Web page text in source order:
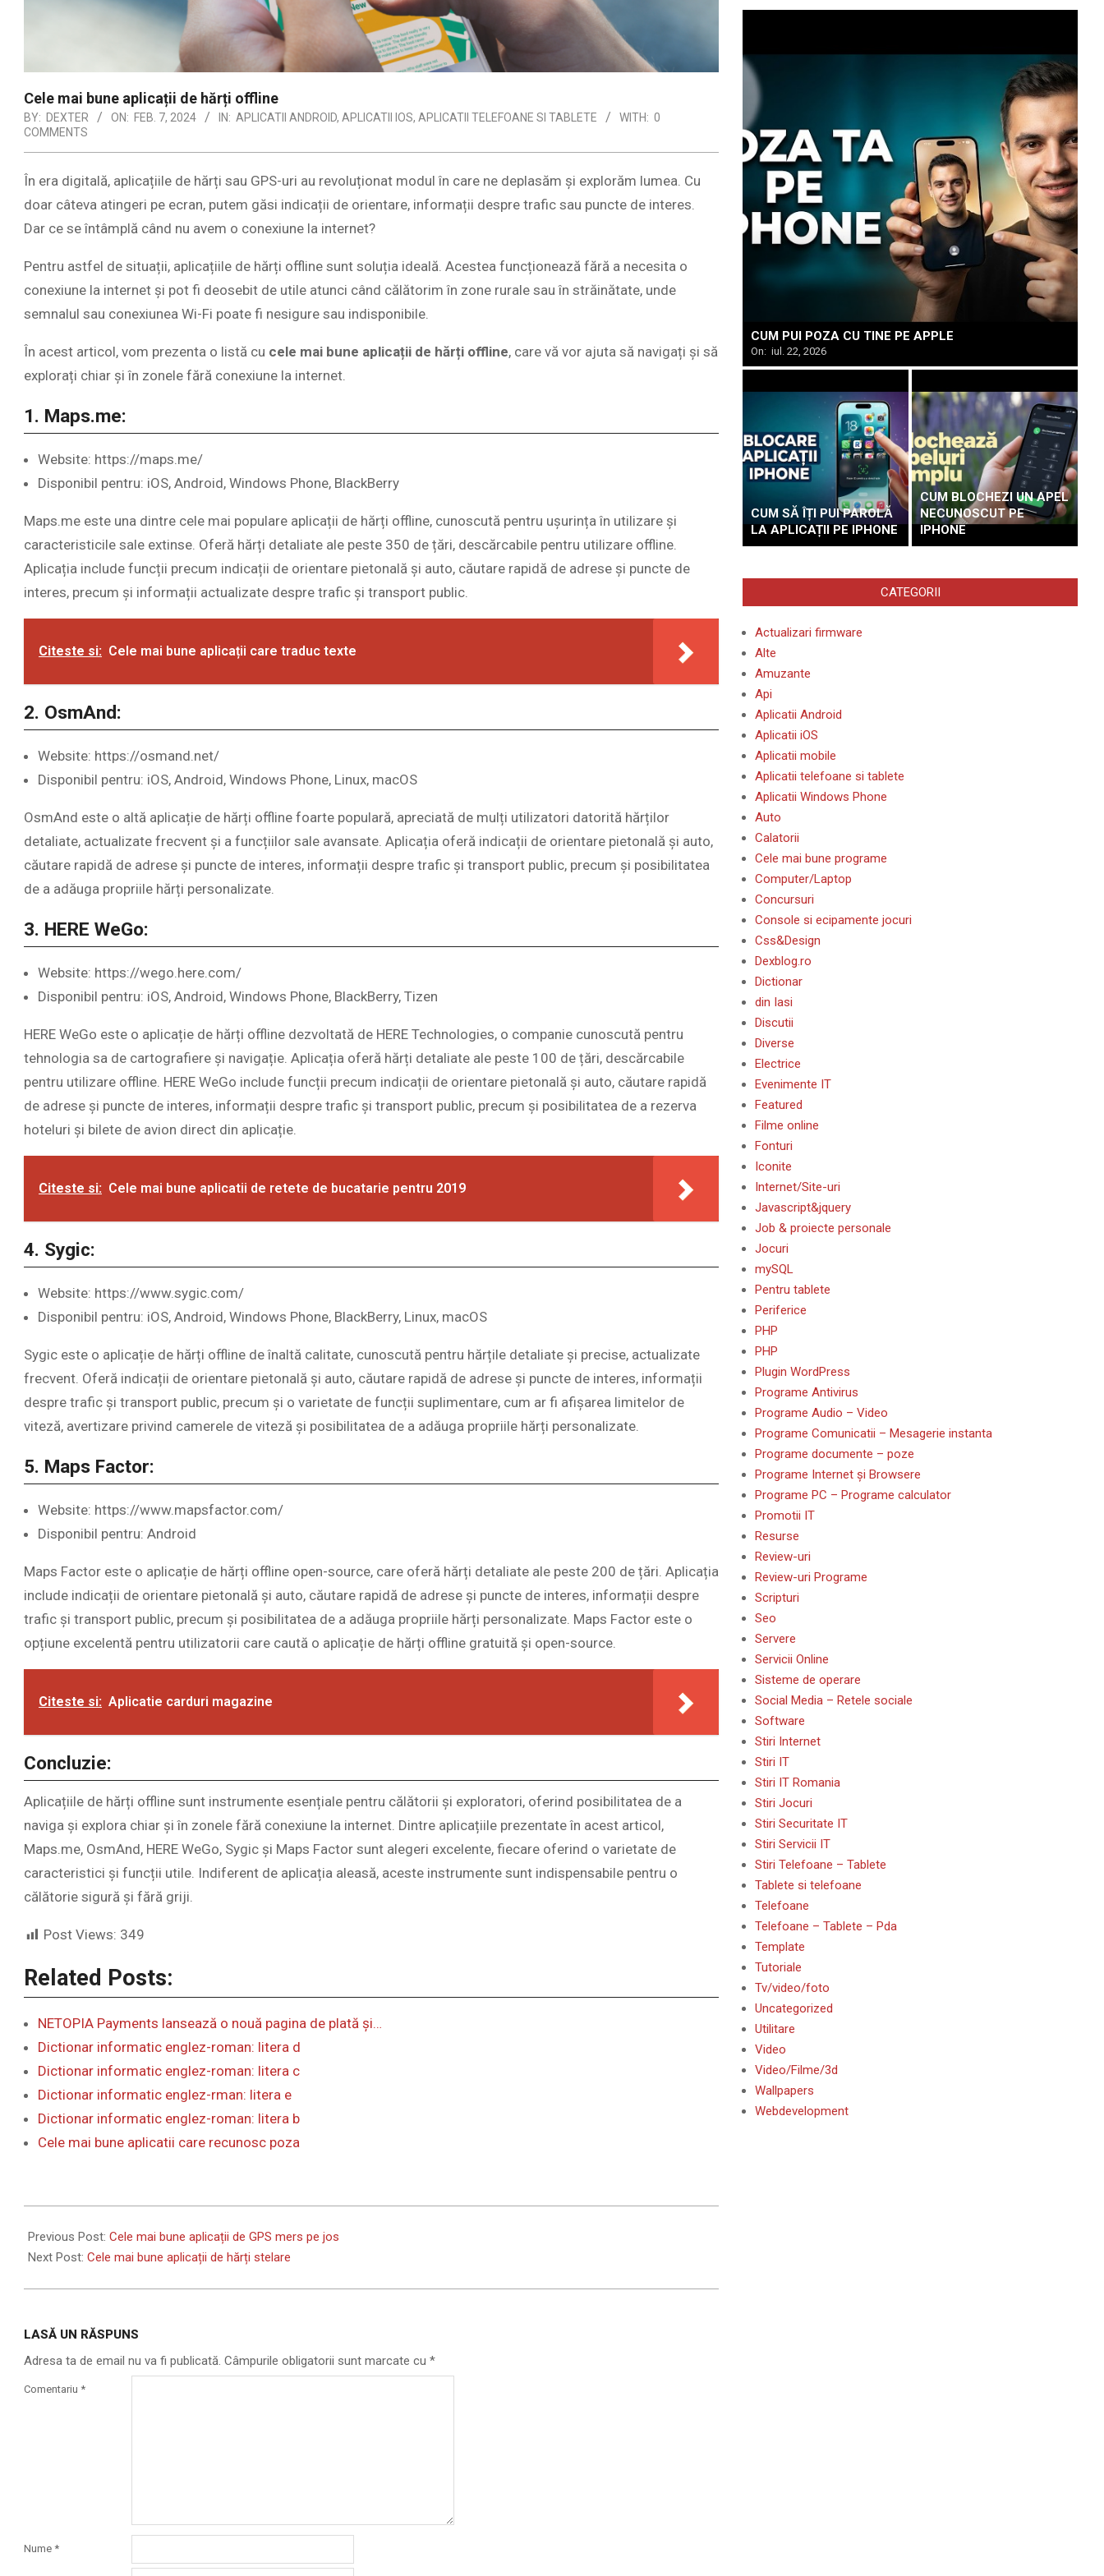
Cele mai bune aplicații de hărți offline
BY: DEXTER ON: FEB. 7, 2024 IN: APLICATII ANDROID, APLICATII IOS, APLICATII TELEFOANE SI TABLETE WITH: 0
COMMENTS
În era digitală, aplicațiile de hărți sau GPS-uri au revoluționat modul în care ne deplasăm și explorăm lumea. Cu
doar câteva atingeri pe ecran, putem găsi indicații de orientare, informații despre trafic sau puncte de interes.
Dar ce se întâmplă când nu avem o conexiune la internet?
Pentru astfel de situații, aplicațiile de hărți offline sunt soluția ideală. Acestea funcționează fără a necesita o
conexiune la internet și pot fi deosebit de utile atunci când călătorim în zone rurale sau în străinătate, unde
semnalul sau conexiunea Wi-Fi poate fi nesigure sau indisponibile.
În acest articol, vom prezenta o listă cu cele mai bune aplicații de hărți offline, care vă vor ajuta să navigați și să
explorați chiar și în zonele fără conexiune la internet.
1. Maps.me:
Website: https://maps.me/
Disponibil pentru: iOS, Android, Windows Phone, BlackBerry
Maps.me este una dintre cele mai populare aplicații de hărți offline, cunoscută pentru ușurința în utilizare și
caracteristicile sale extinse. Oferă hărți detaliate ale peste 350 de țări, descărcabile pentru utilizare offline.
Aplicația include funcții precum indicații de orientare pietonală și auto, căutare rapidă de adrese și puncte de
interes, precum și informații actualizate despre trafic și transport public.
Citeste si: Cele mai bune aplicații care traduc texte
2. OsmAnd:
Website: https://osmand.net/
Disponibil pentru: iOS, Android, Windows Phone, Linux, macOS
OsmAnd este o altă aplicație de hărți offline foarte populară, apreciată de mulți utilizatori datorită hărților
detaliate, actualizate frecvent și a funcțiilor sale avansate. Aplicația oferă indicații de orientare pietonală și auto,
căutare rapidă de adrese și puncte de interes, informații despre trafic și transport public, precum și posibilitatea
de a adăuga propriile hărți personalizate.
3. HERE WeGo:
Website: https://wego.here.com/
Disponibil pentru: iOS, Android, Windows Phone, BlackBerry, Tizen
HERE WeGo este o aplicație de hărți offline dezvoltată de HERE Technologies, o companie cunoscută pentru
tehnologia sa de cartografiere și navigație. Aplicația oferă hărți detaliate ale peste 100 de țări, descărcabile
pentru utilizare offline. HERE WeGo include funcții precum indicații de orientare pietonală și auto, căutare rapidă
de adrese și puncte de interes, informații despre trafic și transport public, precum și posibilitatea de a rezerva
hoteluri și bilete de avion direct din aplicație.
Citeste si: Cele mai bune aplicatii de retete de bucatarie pentru 2019
4. Sygic:
Website: https://www.sygic.com/
Disponibil pentru: iOS, Android, Windows Phone, BlackBerry, Linux, macOS
Sygic este o aplicație de hărți offline de înaltă calitate, cunoscută pentru hărțile detaliate și precise, actualizate
frecvent. Oferă indicații de orientare pietonală și auto, căutare rapidă de adrese și puncte de interes, informații
despre trafic și transport public, precum și o varietate de funcții suplimentare, cum ar fi afișarea limitelor de
viteză, avertizare privind camerele de viteză și posibilitatea de a adăuga propriile hărți personalizate.
5. Maps Factor:
Website: https://www.mapsfactor.com/
Disponibil pentru: Android
Maps Factor este o aplicație de hărți offline open-source, care oferă hărți detaliate ale peste 200 de țări. Aplicația
include indicații de orientare pietonală și auto, căutare rapidă de adrese și puncte de interes, informații despre
trafic și transport public, precum și posibilitatea de a adăuga propriile hărți personalizate. Maps Factor este o
opțiune excelentă pentru utilizatorii care caută o aplicație de hărți offline gratuită și open-source.
Citeste si: Aplicatie carduri magazine
Concluzie:
Aplicațiile de hărți offline sunt instrumente esențiale pentru călătorii și exploratori, oferind posibilitatea de a
naviga și explora chiar și în zonele fără conexiune la internet. Dintre aplicațiile prezentate în acest articol,
Maps.me, OsmAnd, HERE WeGo, Sygic și Maps Factor sunt alegeri excelente, fiecare oferind o varietate de
caracteristici și funcții utile. Indiferent de aplicația aleasă, aceste instrumente sunt indispensabile pentru o
călătorie sigură și fără griji.
Post Views: 349
Related Posts:
NETOPIA Payments lansează o nouă pagina de plată și…
Dictionar informatic englez-roman: litera d
Dictionar informatic englez-roman: litera c
Dictionar informatic englez-rman: litera e
Dictionar informatic englez-roman: litera b
Cele mai bune aplicatii care recunosc poza
02-
07
Previous Post: Cele mai bune aplicații de GPS mers pe jos
Next Post: Cele mai bune aplicații de hărți stelare
LASĂ UN RĂSPUNS
Adresa ta de email nu va fi publicată. Câmpurile obligatorii sunt marcate cu *
Comentariu *
Nume *
CUM PUI POZA CU TINE PE APPLE
On: iul. 22, 2026
CUM SĂ ÎȚI PUI PAROLĂ
LA APLICAȚII PE IPHONE
CUM BLOCHEZI UN APEL
NECUNOSCUT PE
IPHONE
CATEGORII
Actualizari firmware
Alte
Amuzante
Api
Aplicatii Android
Aplicatii iOS
Aplicatii mobile
Aplicatii telefoane si tablete
Aplicatii Windows Phone
Auto
Calatorii
Cele mai bune programe
Computer/Laptop
Concursuri
Console si ecipamente jocuri
Css&Design
Dexblog.ro
Dictionar
din Iasi
Discutii
Diverse
Electrice
Evenimente IT
Featured
Filme online
Fonturi
Iconite
Internet/Site-uri
Javascript&jquery
Job & proiecte personale
Jocuri
mySQL
Pentru tablete
Periferice
PHP
PHP
Plugin WordPress
Programe Antivirus
Programe Audio – Video
Programe Comunicatii – Mesagerie instanta
Programe documente – poze
Programe Internet și Browsere
Programe PC – Programe calculator
Promotii IT
Resurse
Review-uri
Review-uri Programe
Scripturi
Seo
Servere
Servicii Online
Sisteme de operare
Social Media – Retele sociale
Software
Stiri Internet
Stiri IT
Stiri IT Romania
Stiri Jocuri
Stiri Securitate IT
Stiri Servicii IT
Stiri Telefoane – Tablete
Tablete si telefoane
Telefoane
Telefoane – Tablete – Pda
Template
Tutoriale
Tv/video/foto
Uncategorized
Utilitare
Video
Video/Filme/3d
Wallpapers
Webdevelopment